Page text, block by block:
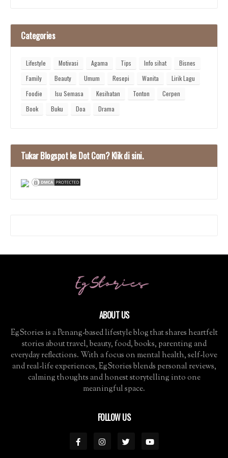
Categories
Lifestyle Motivasi Agama Tips Info sihat
Bisnes
Family
Beauty Umum Resepi Wanita
Lirik Lagu
Foodie
Isu Semasa Kesihatan Tonton
Cerpen
Book
Buku Doa Drama
Tukar Blogspot ke Dot Com? Klik di sini.
ABOUT US
EgStories is a Penang-based lifestyle blog that shares heartfelt
stories about travel, beauty, food, books, parenting and
everyday reflections. With a focus on mental health, self-love
and real-life experiences, EgStories blends personal reviews,
calming thoughts and honest storytelling into one
meaningful space.
FOLLOW US